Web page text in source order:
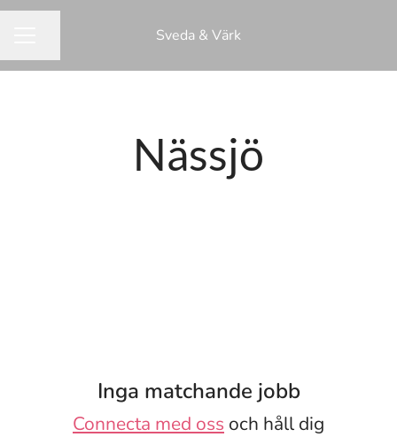
Sveda & Värk
Nässjö
Inga matchande jobb
Connecta med oss och håll dig